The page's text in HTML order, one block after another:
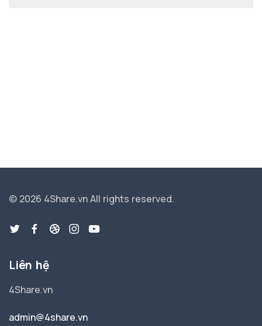
© 2026 4Share.vnAll rights reserved.
Liên hệ
4Share.vn
admin@4share.vn